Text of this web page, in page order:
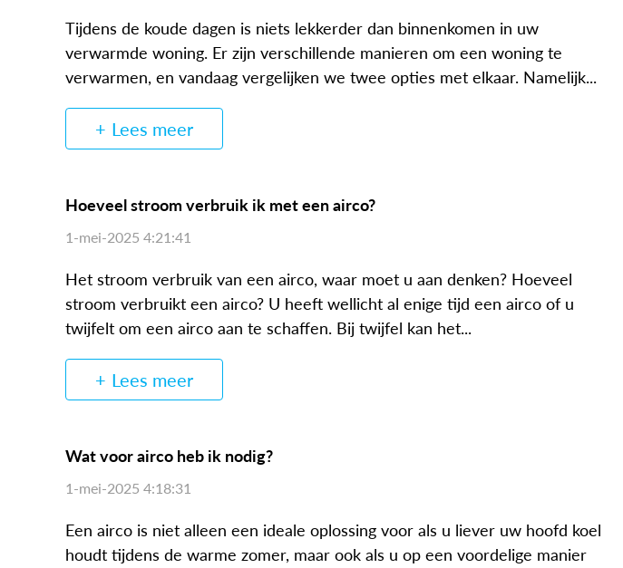
Tijdens de koude dagen is niets lekkerder dan binnenkomen in uw
verwarmde woning. Er zijn verschillende manieren om een woning te
verwarmen, en vandaag vergelijken we twee opties met elkaar. Namelijk...
Lees meer
Hoeveel stroom verbruik ik met een airco?
1-mei-2025 4:21:41
Het stroom verbruik van een airco, waar moet u aan denken? Hoeveel
stroom verbruikt een airco? U heeft wellicht al enige tijd een airco of u
twijfelt om een airco aan te schaffen. Bij twijfel kan het...
Lees meer
Wat voor airco heb ik nodig?
1-mei-2025 4:18:31
Een airco is niet alleen een ideale oplossing voor als u liever uw hoofd koel
houdt tijdens de warme zomer, maar ook als u op een voordelige manier